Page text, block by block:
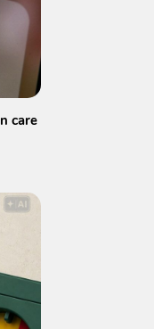
care